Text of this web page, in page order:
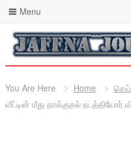
Menu
You Are Here Home
வீட்டின் மீது தாக்குதல் நடத்தியோர்